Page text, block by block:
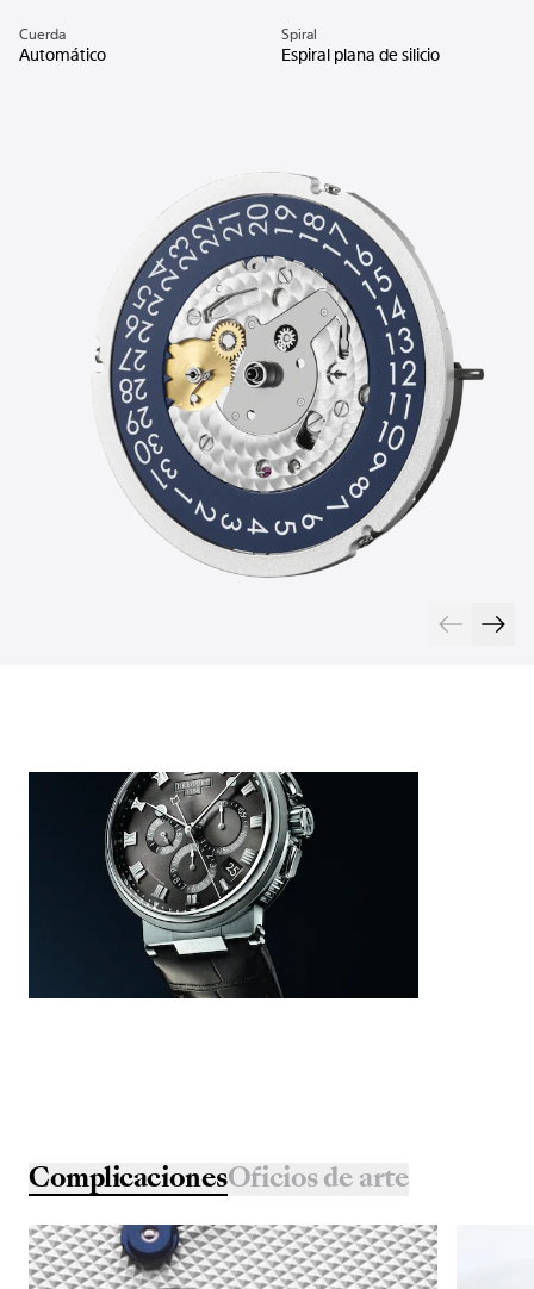
Cuerda
Automático
Spiral
Espiral plana de silicio
ComplicacionesOficios de arte